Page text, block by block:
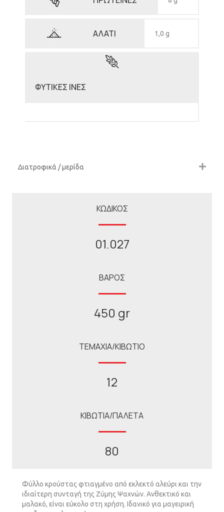
ΑΛΑΤΙ 1,0 g
ΦΥΤΙΚΕΣ ΙΝΕΣ
Διατροφικά / μερίδα
ΚΩΔΙΚΟΣ
01.027
ΒΑΡΟΣ
450 gr
ΤΕΜΑΧΙΑ/ΚΙΒΩΤΙΟ
12
ΚΙΒΩΤΙΑ/ΠΑΛΕΤΑ
80
Φύλλο κρούστας φτιαγµένο από εκλεκτό αλεύρι και την
ιδιαίτερη συνταγή της Ζύµης Ψαχνών. Ανθεκτικό και
µαλακό, είναι εύκολο στη χρήση. Ιδανικό για µαγειρική